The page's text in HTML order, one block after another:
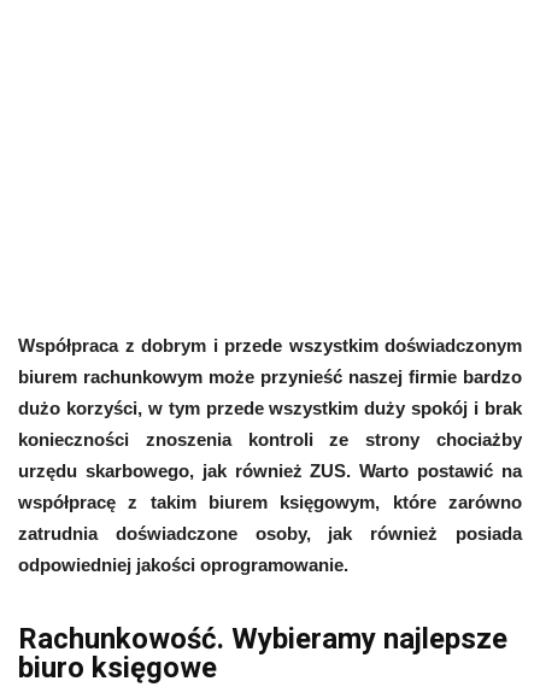
Współpraca z dobrym i przede wszystkim doświadczonym
biurem rachunkowym może przynieść naszej firmie bardzo
dużo korzyści, w tym przede wszystkim duży spokój i brak
konieczności znoszenia kontroli ze strony chociażby
urzędu skarbowego, jak również ZUS. Warto postawić na
współpracę z takim biurem księgowym, które zarówno
zatrudnia doświadczone osoby, jak również posiada
odpowiedniej jakości oprogramowanie.
Rachunkowość. Wybieramy najlepsze
biuro księgowe